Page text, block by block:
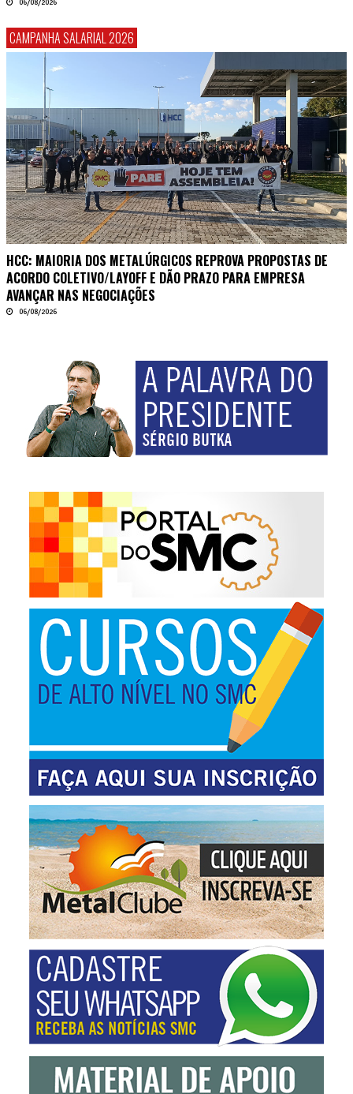
06/08/2026
CAMPANHA SALARIAL 2026
HCC: MAIORIA DOS METALÚRGICOS REPROVA PROPOSTAS DE
ACORDO COLETIVO/LAYOFF E DÃO PRAZO PARA EMPRESA
AVANÇAR NAS NEGOCIAÇÕES
06/08/2026